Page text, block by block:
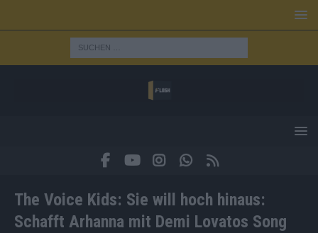
The Voice Kids: Sie will hoch hinaus:
Schafft Arhanna mit Demi Lovatos Song